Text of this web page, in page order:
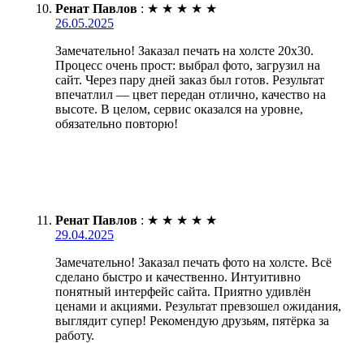
Ренат Павлов : ★ ★ ★ ★ ★
26.05.2025
Замечательно! Заказал печать на холсте 20х30.
Процесс очень прост: выбрал фото, загрузил на
сайт. Через пару дней заказ был готов. Результат
впечатлил — цвет передан отлично, качество на
высоте. В целом, сервис оказался на уровне,
обязательно повторю!
Ренат Павлов : ★ ★ ★ ★ ★
29.04.2025
Замечательно! Заказал печать фото на холсте. Всё
сделано быстро и качественно. Интуитивно
понятный интерфейс сайта. Приятно удивлён
ценами и акциями. Результат превзошел ожидания,
выглядит супер! Рекомендую друзьям, пятёрка за
работу.